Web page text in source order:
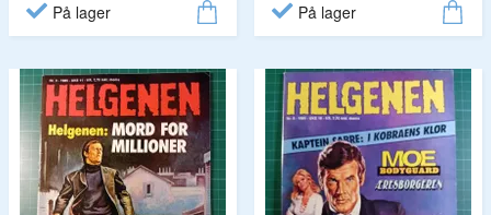
På lager På lager